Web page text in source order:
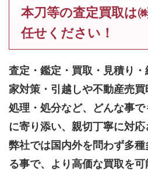
本刀等の査定買取は
任せください！
査定・鑑定・買取・見積り
家対策・引越しや不動産売
処理・処分など、どんな事で
に寄り添い、親切丁寧に対応
弊社では国内外を問わず多
る事で、より高価な買取を